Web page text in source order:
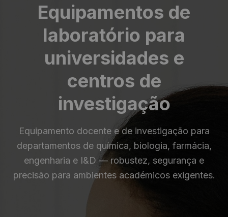
Equipamentos de
laboratório para
universidades e
centros de
investigação
Equipamento docente e de investigação para
departamentos de química, biologia, farmácia,
engenharia e I&D — robustez, segurança e
precisão para ambientes académicos exigentes.